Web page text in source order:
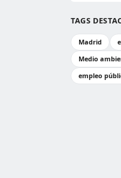
TAGS
Madrid
Medio
empleo